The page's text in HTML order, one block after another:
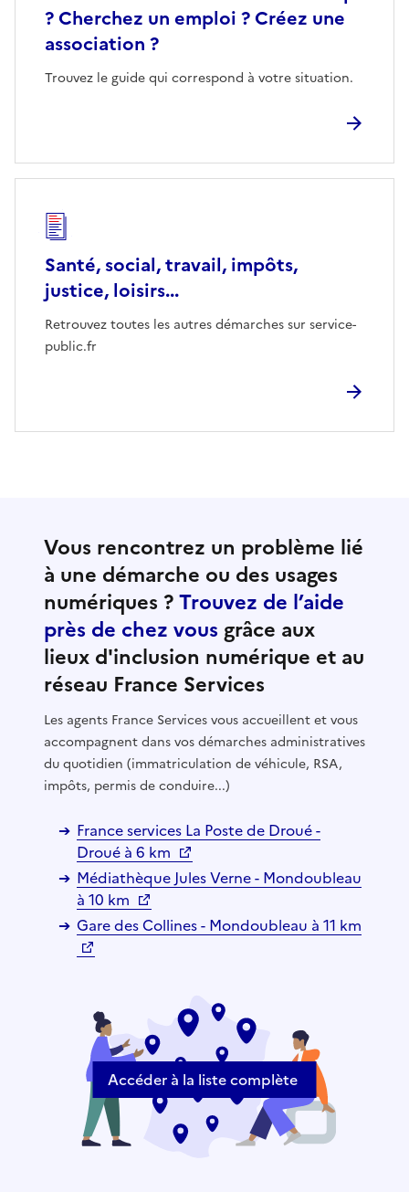
? Cherchez un emploi ? Créez une
association ?
Trouvez le guide qui correspond à votre situation.
Santé, social, travail, impôts,
justice, loisirs...
Retrouvez toutes les autres démarches sur service-
public.fr
Vous rencontrez un problème lié
à une démarche ou des usages
numériques ?Trouvez de l’aide
près de chez vous grâce aux
lieux d'inclusion numérique et au
réseau France Services
Les agents France Services vous accueillent et vous
accompagnent dans vos démarches administratives
du quotidien (immatriculation de véhicule, RSA,
impôts, permis de conduire...)
France services La Poste de Droué -
Droué à 6 km
Médiathèque Jules Verne - Mondoubleau
à 10 km
Gare des Collines - Mondoubleau à 11 km
Accéder à la liste complète